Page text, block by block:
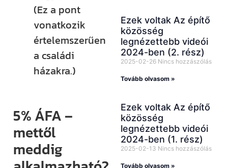
(Ez a pont
vonatkozik
értelemszerűen
a családi
házakra.)
5% ÁFA –
mettől
meddig
Ezek voltak Az építő
közösség
legnézettebb videói
2024-ben (2. rész)
2025-02-26 Nincs hozzászólás
Tovább olvasom »
Ezek voltak Az építő
közösség
legnézettebb videói
2024-ben (1. rész)
2025-02-13 Nincs hozzászólás
Tovább olvasom »